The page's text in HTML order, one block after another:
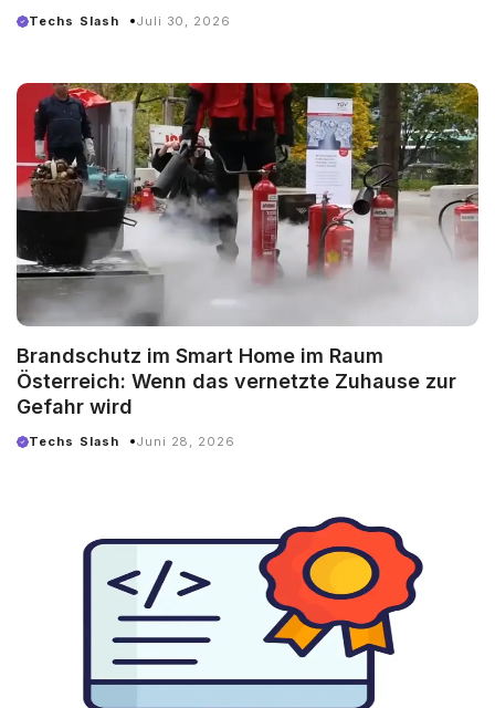
Techs Slash Juli 30, 2026
Brandschutz im Smart Home im Raum
Österreich: Wenn das vernetzte Zuhause zur
Gefahr wird
Techs Slash Juni 28, 2026